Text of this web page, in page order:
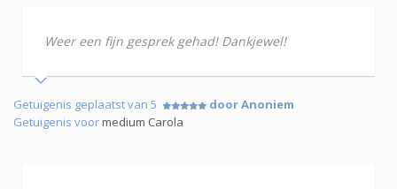
Weer een fijn gesprek gehad! Dankjewel!
Getuigenis geplaatst van 5
door Anoniem
Getuigenis voormedium Carola